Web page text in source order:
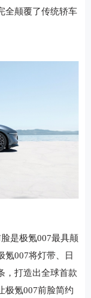
全颠覆了传统轿车
是极氪007最具颠
氪007将灯带、日
，打造出全球首款
极氪007前脸简约